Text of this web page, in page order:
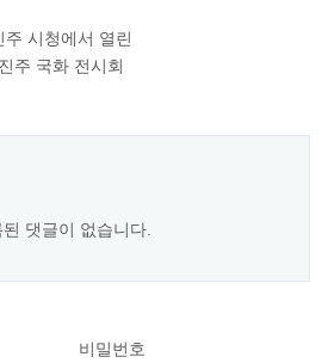
주 시청에서 열린
진주 국화 전시회
된 댓글이 없습니다.
비밀번호